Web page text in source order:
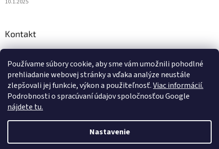
Používame súbory cookie, aby sme vám umožnili pohodlné
prehliadanie webovej stránky a vďaka analýze neustále
zlepšovali jej funkcie, výkon a použiteľnosť.Viac informácií.
Podrobnosti o spracúvaní údajov spoločnosťou Google
nájdete tu.
Nastavenie
Kontakt
+421 915 478 199